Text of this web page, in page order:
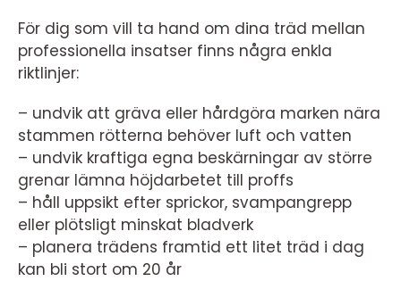
För dig som vill ta hand om dina träd mellan
professionella insatser finns några enkla
riktlinjer:
– undvik att gräva eller hårdgöra marken nära
stammen rötterna behöver luft och vatten
– undvik kraftiga egna beskärningar av större
grenar lämna höjdarbetet till proffs
– håll uppsikt efter sprickor, svampangrepp
eller plötsligt minskat bladverk
– planera trädens framtid ett litet träd i dag
kan bli stort om 20 år